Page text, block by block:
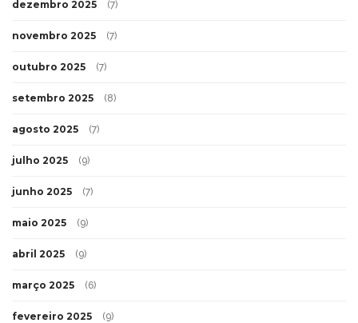
dezembro 2025 (7)
novembro 2025 (7)
outubro 2025 (7)
setembro 2025 (8)
agosto 2025 (7)
julho 2025 (9)
junho 2025 (7)
maio 2025 (9)
abril 2025 (9)
março 2025 (6)
fevereiro 2025 (9)